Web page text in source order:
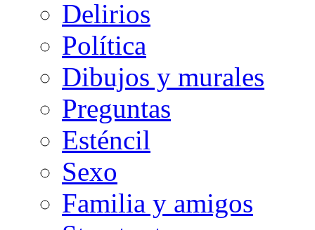
Delirios
Política
Dibujos y murales
Preguntas
Esténcil
Sexo
Familia y amigos